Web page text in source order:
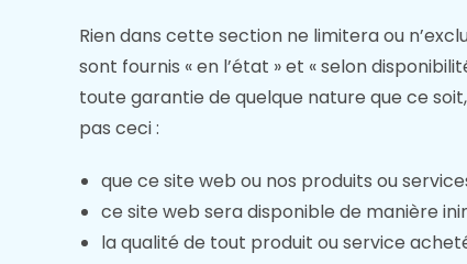
Rien dans cette section ne limitera ou
sont fournis « en l’état » et « selon
toute garantie de quelque nature que ce
pas ceci :
que ce site web ou nos produits ou
ce site web sera disponible de manière
la qualité de tout produit ou service